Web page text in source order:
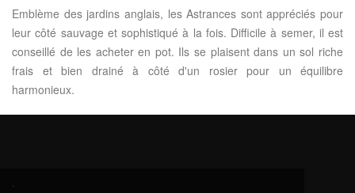
Emblème des jardins anglais, les Astrances sont appréciés pour
leur côté sauvage et sophistiqué à la fois. Difficile à semer, il est
conseillé de les acheter en pot. Ils se plaisent dans un sol riche
frais et bien drainé à côté d'un rosier pour un équilibre
harmonieux.
.